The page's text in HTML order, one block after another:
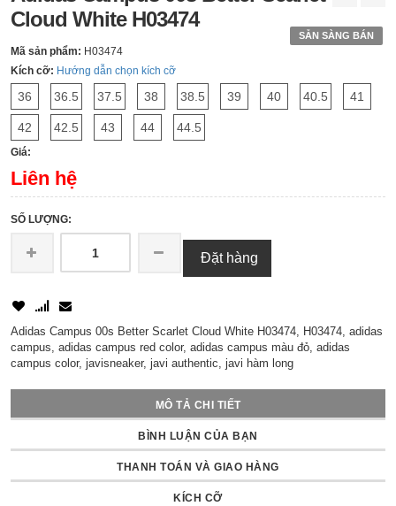
Cloud White H03474
SẴN SÀNG BÁN
Mã sản phẩm: H03474
Kích cỡ: Hướng dẫn chọn kích cỡ
36 36.5 37.5 38 38.5 39 40 40.5 41
42 42.5 43 44 44.5
Giá:
Liên hệ
SỐ LƯỢNG:
Đặt hàng
Adidas Campus 00s Better Scarlet Cloud White H03474, H03474, adidas
campus, adidas campus red color, adidas campus màu đỏ, adidas
campus color, javisneaker, javi authentic, javi hàm long
MÔ TẢ CHI TIẾT
BÌNH LUẬN CỦA BẠN
THANH TOÁN VÀ GIAO HÀNG
KÍCH CỠ